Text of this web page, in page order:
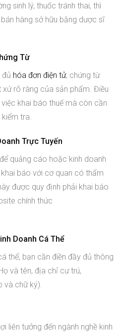
sinh lý, thuốc tránh thai, thì
hàng sở hữu bằng dược sĩ
Từ
đủ hóa đơn điện tử, chứng từ
rõ ràng của sản phẩm. Điều
khai báo thuế mà còn cần
tra.
Trực Tuyến
quảng cáo hoặc kinh doanh
báo với cơ quan có thẩm
được quy định phải khai báo
chính thức
Doanh Cá Thể
thể, bạn cần điền đầy đủ thông
và tên, địa chỉ cư trú,
và chữ ký).
liên tưởng đến ngành nghề kinh